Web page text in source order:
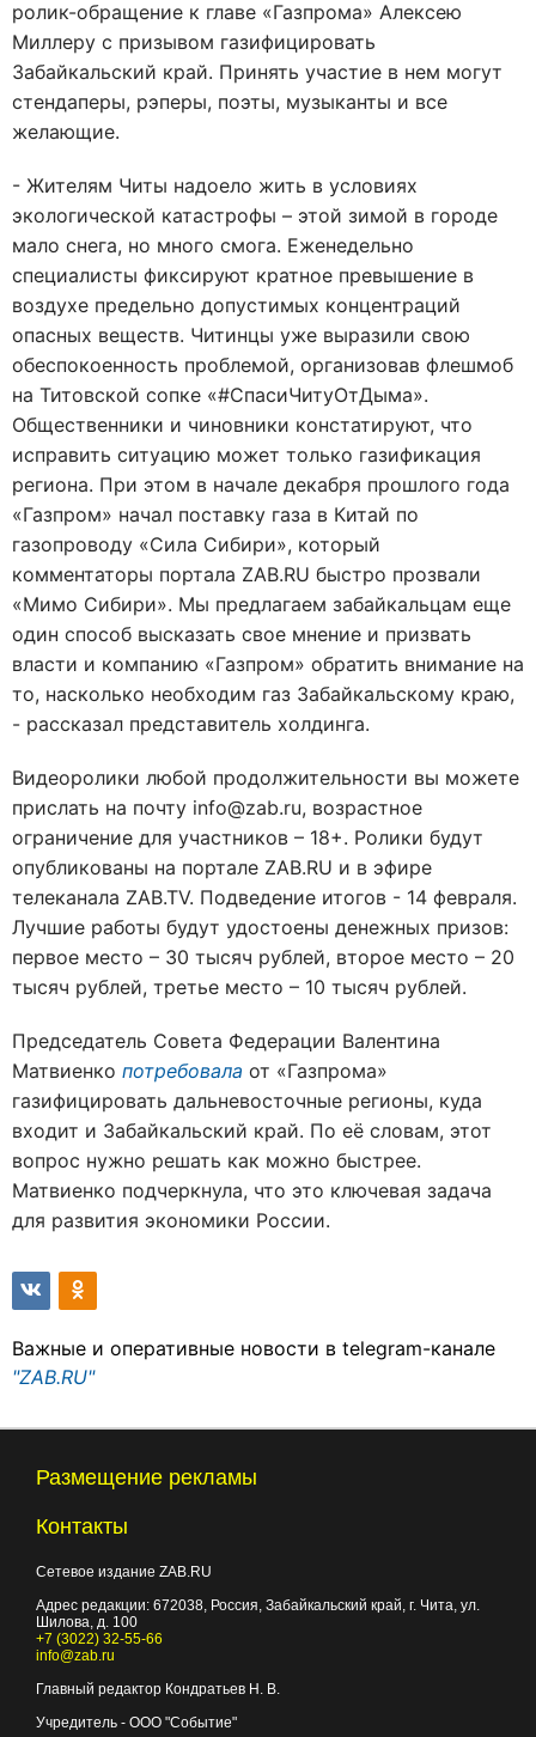
ролик-обращение к главе «Газпрома» Алексею
Миллеру с призывом газифицировать
Забайкальский край. Принять участие в нем могут
стендаперы, рэперы, поэты, музыканты и все
желающие.
- Жителям Читы надоело жить в условиях
экологической катастрофы – этой зимой в городе
мало снега, но много смога. Еженедельно
специалисты фиксируют кратное превышение в
воздухе предельно допустимых концентраций
опасных веществ. Читинцы уже выразили свою
обеспокоенность проблемой, организовав флешмоб
на Титовской сопке «#СпасиЧитуОтДыма».
Общественники и чиновники констатируют, что
исправить ситуацию может только газификация
региона. При этом в начале декабря прошлого года
«Газпром» начал поставку газа в Китай по
газопроводу «Сила Сибири», который
комментаторы портала ZAB.RU быстро прозвали
«Мимо Сибири». Мы предлагаем забайкальцам еще
один способ высказать свое мнение и призвать
власти и компанию «Газпром» обратить внимание на
то, насколько необходим газ Забайкальскому краю,
- рассказал представитель холдинга.
Видеоролики любой продолжительности вы можете
прислать на почту info@zab.ru, возрастное
ограничение для участников – 18+. Ролики будут
опубликованы на портале ZAB.RU и в эфире
телеканала ZAB.TV. Подведение итогов - 14 февраля.
Лучшие работы будут удостоены денежных призов:
первое место – 30 тысяч рублей, второе место – 20
тысяч рублей, третье место – 10 тысяч рублей.
Председатель Совета Федерации Валентина
Матвиенко потребовала от «Газпрома»
газифицировать дальневосточные регионы, куда
входит и Забайкальский край. По её словам, этот
вопрос нужно решать как можно быстрее.
Матвиенко подчеркнула, что это ключевая задача
для развития экономики России.
Важные и оперативные новости в telegram-канале
"ZAB.RU"
Размещение рекламы
Контакты
Сетевое издание ZAB.RU
Адрес редакции: 672038, Россия, Забайкальский край, г. Чита, ул.
Шилова, д. 100
+7 (3022) 32-55-66
info@zab.ru
Главный редактор Кондратьев Н. В.
Учредитель - ООО "Событие"